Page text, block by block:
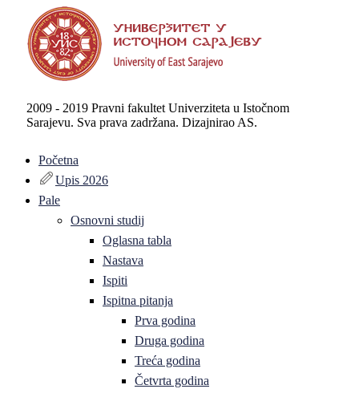
2009 - 2019 Pravni fakultet Univerziteta u Istočnom
Sarajevu. Sva prava zadržana. Dizajnirao AS.
Početna
Upis 2026
Pale
Osnovni studij
Oglasna tabla
Nastava
Ispiti
Ispitna pitanja
Prva godina
Druga godina
Treća godina
Četvrta godina